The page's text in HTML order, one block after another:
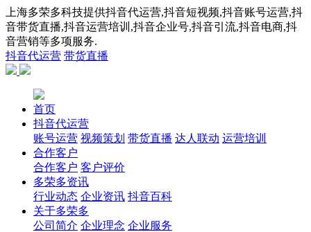
上海多荣多科技提供抖音代运营,抖音短视频,抖音账号运营,抖
音带货直播,抖音运营培训,抖音企业号,抖音引流,抖音电商,抖
音营销等多项服务.
抖音代运营 带货直播
首页
抖音代运营
账号运营 视频策划 带货直播 达人联动 运营培训
合作客户
合作客户 客户评价
多荣多资讯
行业动态 企业资讯 抖音百科
关于多荣多
公司简介 企业理念 企业服务